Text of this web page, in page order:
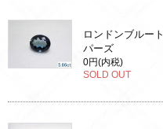
ロンドンブルート
パーズ
0円(内税)
SOLD OUT